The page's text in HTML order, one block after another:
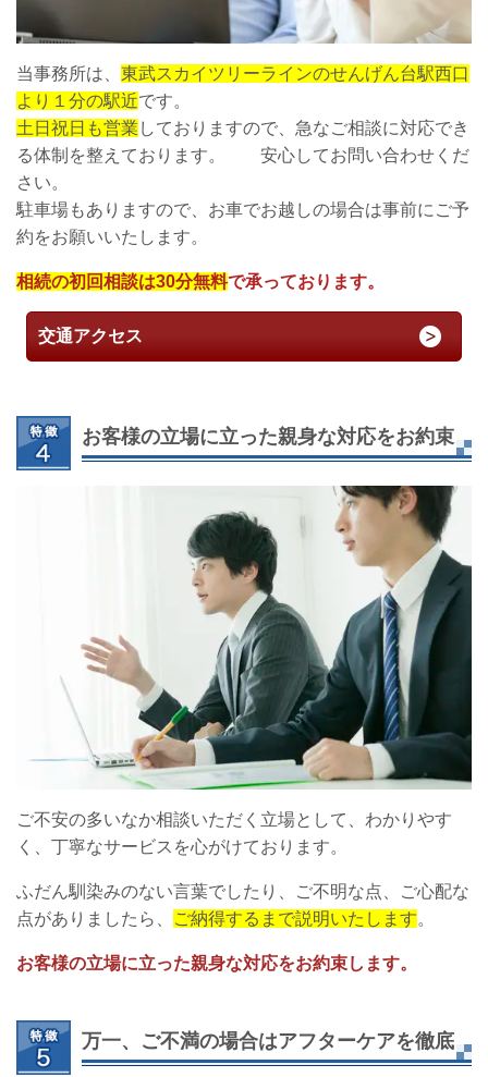
当事務所は、 東武スカイツリーラインのせんげん台駅西口
より１分の駅近です。
土日祝日も営業 しておりますので、急なご相談に対応でき
る体制を整えております。 安心してお問い合わせくだ
さい。
駐車場もありますので、お車でお越しの場合は事前にご予
約をお願いいたします。
相続の初回相談は30分無料で承っております。
交通アクセス
お客様の立場に立った親身な対応をお約束
ご不安の多いなか相談いただく立場として、わかりやす
く、丁寧なサービスを心がけております。
ふだん馴染みのない言葉でしたり、ご不明な点、ご心配な
点がありましたら、
ご納得するまで説明いたします。
お客様の立場に立った親身な対応をお約束します。
万一、ご不満の場合はアフターケアを徹底